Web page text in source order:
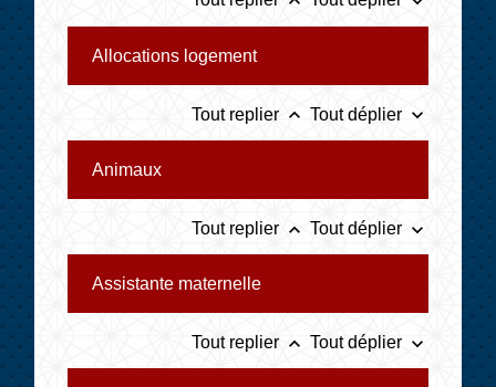
Allocations logement
Tout replier keyboard_arrow_up Tout déplier keyboard_arrow_down
Animaux
Tout replier keyboard_arrow_up Tout déplier keyboard_arrow_down
Assistante maternelle
Tout replier keyboard_arrow_up Tout déplier keyboard_arrow_down